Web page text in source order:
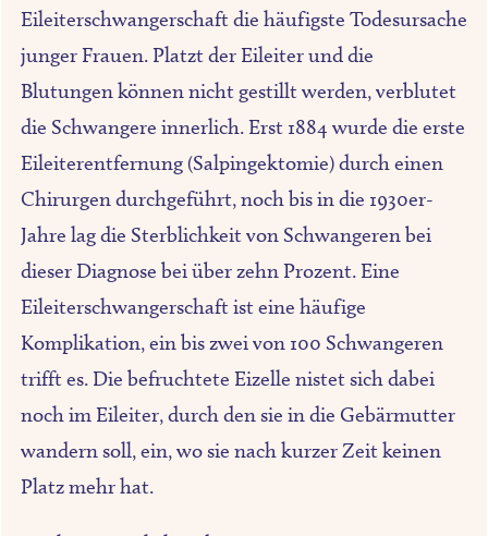
Eileiterschwangerschaft die häufigste Todesursache
junger Frauen. Platzt der Eileiter und die
Blutungen können nicht gestillt werden, verblutet
die Schwangere innerlich. Erst 1884 wurde die erste
Eileiterentfernung (Salpingektomie) durch einen
Chirurgen durchgeführt, noch bis in die 1930er-
Jahre lag die Sterblichkeit von Schwangeren bei
dieser Diagnose bei über zehn Prozent. Eine
Eileiterschwangerschaft ist eine häufige
Komplikation, ein bis zwei von 100 Schwangeren
trifft es. Die befruchtete Eizelle nistet sich dabei
noch im Eileiter, durch den sie in die Gebärmutter
wandern soll, ein, wo sie nach kurzer Zeit keinen
Platz mehr hat.